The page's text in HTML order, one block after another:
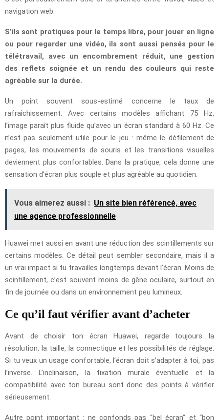
navigation web.
S’ils sont pratiques pour le temps libre, pour jouer en ligne
ou pour regarder une vidéo, ils sont aussi pensés pour le
télétravail, avec un encombrement réduit, une gestion
des reflets soignée et un rendu des couleurs qui reste
agréable sur la durée.
Un point souvent sous-estimé concerne le taux de
rafraîchissement. Avec certains modèles affichant 75 Hz,
l’image paraît plus fluide qu’avec un écran standard à 60 Hz. Ce
n’est pas seulement utile pour le jeu : même le défilement de
pages, les mouvements de souris et les transitions visuelles
deviennent plus confortables. Dans la pratique, cela donne une
sensation d’écran plus souple et plus agréable au quotidien.
Vous aimerez aussi : Un site bien référencé, avec
une agence professionnelle
Huawei met aussi en avant une réduction des scintillements sur
certains modèles. Ce détail peut sembler secondaire, mais il a
un vrai impact si tu travailles longtemps devant l’écran. Moins de
scintillement, c’est souvent moins de gêne oculaire, surtout en
fin de journée ou dans un environnement peu lumineux.
Ce qu’il faut vérifier avant d’acheter
Avant de choisir ton écran Huawei, regarde toujours la
résolution, la taille, la connectique et les possibilités de réglage.
Si tu veux un usage confortable, l’écran doit s’adapter à toi, pas
l’inverse. L’inclinaison, la fixation murale éventuelle et la
compatibilité avec ton bureau sont donc des points à vérifier
sérieusement.
Autre point important : ne confonds pas “bel écran” et “bon